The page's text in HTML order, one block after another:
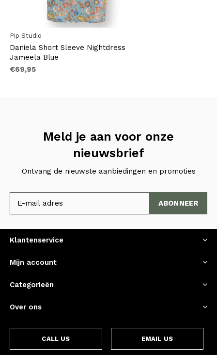
Pip Studio
Daniela Short Sleeve Nightdress
Jameela Blue
€69,95
Meld je aan voor onze
nieuwsbrief
Ontvang de nieuwste aanbiedingen en promoties
ABONNEER
Klantenservice
Mijn account
Categorieën
Over ons
CALL US EMAIL US